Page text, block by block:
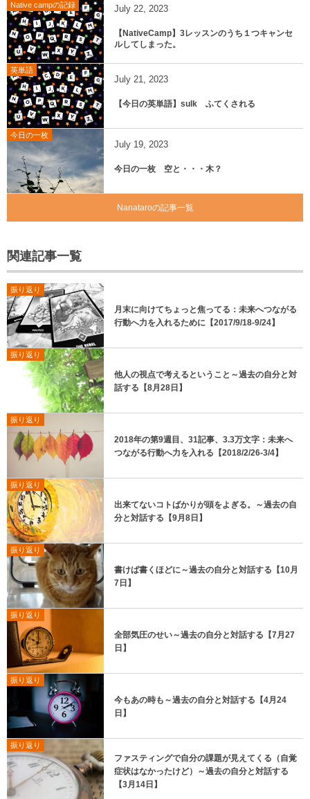
Native campの記録 July 22, 2023
【NativeCamp】3レッスンのうち１つキャンセ
ルしてしまった。
英単語
July 21, 2023
【今日の英単語】sulk ふてくされる
今日の一枚
July 19, 2023
今日の一枚 空と・・・木？
Nanataroの記事一覧
関連記事一覧
振り返り
月末に向けてちょっと焦ってる：未来へつながる
行動へ力を入れるために【2017/9/18-9/24】
振り返り
他人の視点で考えるということ～過去の自分と対
話する【8月28日】
振り返り
2018年の第9週目、31記事、3.3万文字：未来へ
つながる行動へ力を入れる【2018/2/26-3/4】
振り返り
出来てないコトばかりが頭をよぎる。～過去の自
分と対話する【9月8日】
振り返り
書けば書くほどに～過去の自分と対話する【10月
7日】
振り返り
全部気圧のせい～過去の自分と対話する【7月27
日】
振り返り
今もあの時も～過去の自分と対話する【4月24
日】
振り返り
ファスティングで自分の課題が見えてくる（自覚
症状はなかったけど）～過去の自分と対話する
【3月14日】